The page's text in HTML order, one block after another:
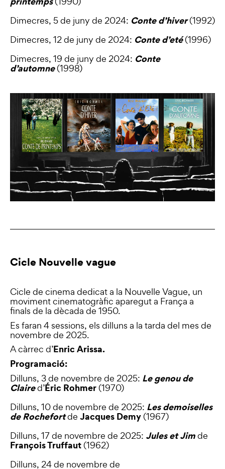
Dimecres, 5 de juny de 2024: Conte d’hiver(1992)
Dimecres, 12 de juny de 2024: Conte d’eté(1996)
Dimecres, 19 de juny de 2024: Conte
d’automne(1998)
Cicle Nouvelle vague
Cicle de cinema dedicat a la Nouvelle Vague, un
moviment cinematogràfic aparegut a França a
finals de la dècada de 1950.
Es faran 4 sessions, els dilluns a la tarda del mes de
novembre de 2025.
A càrrec d’Enric Arissa.
Programació:
Dilluns, 3 de novembre de 2025: Le genou de
Claired’Éric Rohmer(1970)
Dilluns, 10 de novembre de 2025: Les demoiselles
de Rochefortde Jacques Demy(1967)
Dilluns, 17 de novembre de 2025: Jules et Jimde
François Truffaut(1962)
Dilluns, 24 de novembre de